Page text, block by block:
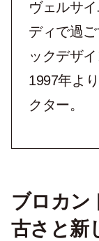
ヴェルサ
ディで過
ックデザ
1997年よ
クター。
ブロカン
古さと新